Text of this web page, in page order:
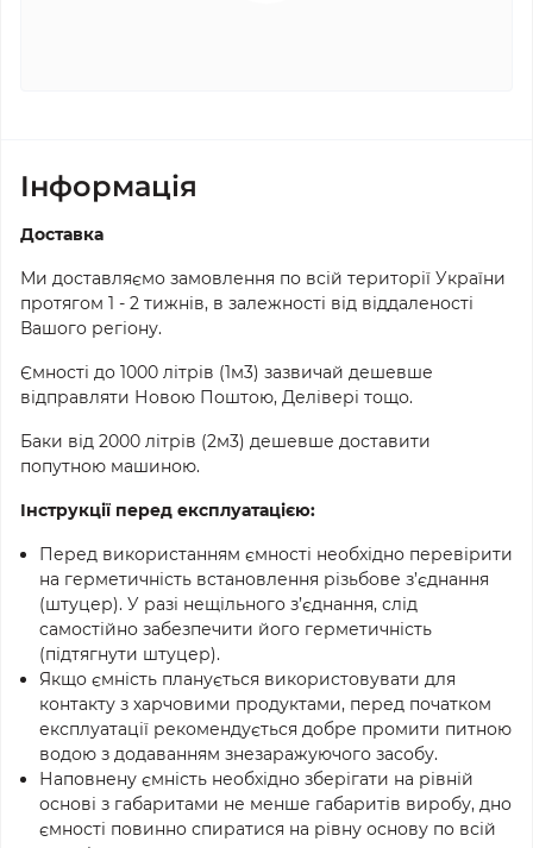
Iнформація
Доставка
Ми доставляємо замовлення по всій території України
протягом 1 - 2 тижнів, в залежності від віддаленості
Вашого регіону.
Ємності до 1000 літрів (1м3) зазвичай дешевше
відправляти Новою Поштою, Делівері тощо.
Баки від 2000 літрів (2м3) дешевше доставити
попутною машиною.
Інструкції перед експлуатацією:
Перед використанням ємності необхідно перевірити
на герметичність встановлення різьбове з’єднання
(штуцер). У разі нещільного з’єднання, слід
cамостійно забезпечити його герметичність
(підтягнути штуцер).
Якщо ємність планується використовувати для
контакту з харчовими продуктами, перед початком
експлуатації рекомендується добре промити питною
водою з додаванням знезаражуючого засобу.
Наповнену ємність необхідно зберігати на рівній
основі з габаритами не менше габаритів виробу, дно
ємності повинно спиратися на рівну основу по всій